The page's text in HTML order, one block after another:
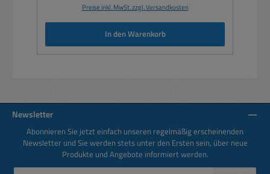
Preise inkl. MwSt. zzgl. Versandkosten
In den Warenkorb
Newsletter
Abonnieren Sie jetzt einfach unseren regelmäßig erscheinenden
Newsletter und Sie werden stets unter den Ersten sein, über neue
Produkte und Angebote informiert werden.